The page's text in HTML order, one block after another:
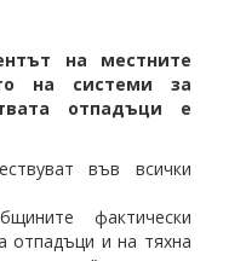
на местните
на системи за
отпадъци е
във всички
фактически
отпадъци и на тяхна